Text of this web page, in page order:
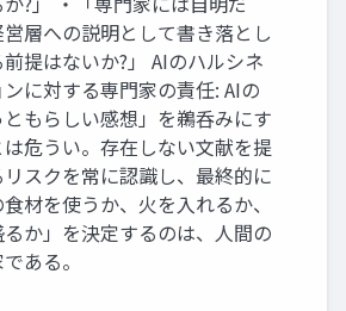
層への説明として書き落とし
提はないか?」 AIのハルシネ
に対する専門家の責任: AIの
ともらしい感想」を鵜呑みにす
は危うい。存在しない文献を提
スクを常に認識し、最終的に
食材を使うか、火を入れるか、
るか」を決定するのは、人間の
ある。